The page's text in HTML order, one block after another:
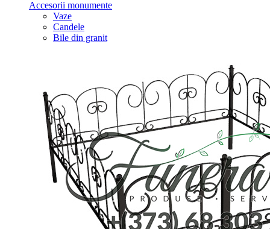
Accesorii monumente
Vaze
Candele
Bile din granit